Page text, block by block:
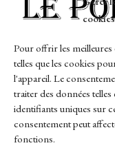
cookies
Pour offrir les meilleures
telles que les cookies
l'appareil. Le
traiter des données
identifiants uniques sur
consentement peut
fonctions.
Links
Contact
Sitemap